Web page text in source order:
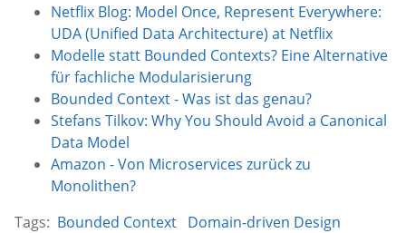
Netflix Blog: Model Once, Represent Everywhere:
UDA (Unified Data Architecture) at Netflix
Modelle statt Bounded Contexts? Eine Alternative
für fachliche Modularisierung
Bounded Context - Was ist das genau?
Stefans Tilkov: Why You Should Avoid a Canonical
Data Model
Amazon - Von Microservices zurück zu
Monolithen?
Tags: Bounded Context Domain-driven Design